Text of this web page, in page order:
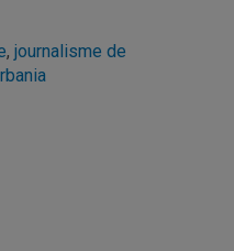
, journalisme de